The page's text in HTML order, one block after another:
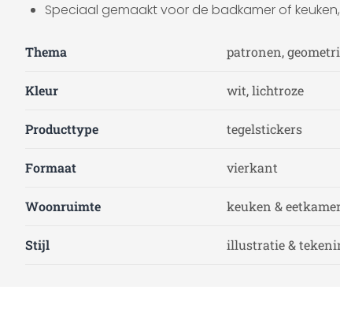
Speciaal gemaakt voor de badkamer of
Thema patronen,
Kleur wit, lichtroze
Producttype tegelstickers
Formaat vierkant
Woonruimte keuken &
Stijl illustratie &